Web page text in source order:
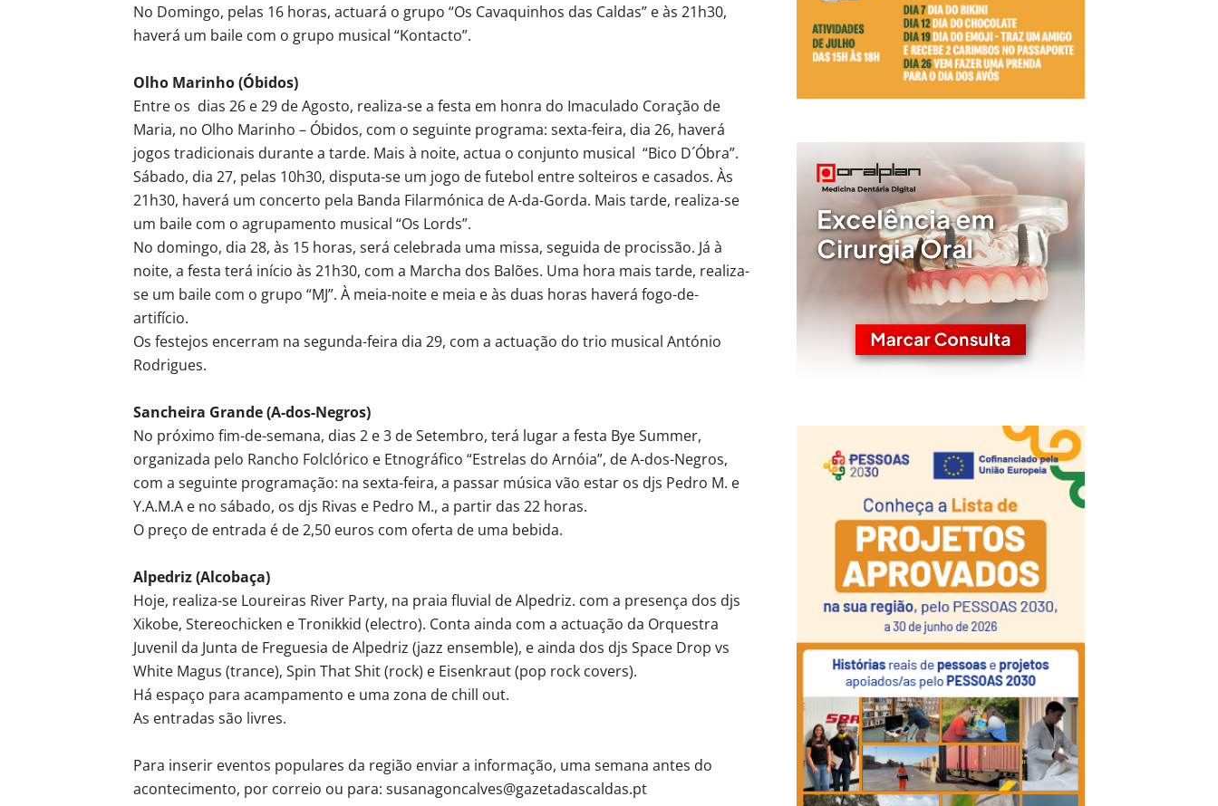
No Domingo, pelas 16 horas, actuará o grupo “Os Cavaquinhos das Caldas” e às 21h30,
haverá um baile com o grupo musical “Kontacto”.
Olho Marinho (Óbidos)
Entre os dias 26 e 29 de Agosto, realiza-se a festa em honra do Imaculado Coração de
Maria, no Olho Marinho – Óbidos, com o seguinte programa: sexta-feira, dia 26, haverá
jogos tradicionais durante a tarde. Mais à noite, actua o conjunto musical “Bico D´Óbra”.
Sábado, dia 27, pelas 10h30, disputa-se um jogo de futebol entre solteiros e casados. Às
21h30, haverá um concerto pela Banda Filarmónica de A-da-Gorda. Mais tarde, realiza-se
um baile com o agrupamento musical “Os Lords”.
No domingo, dia 28, às 15 horas, será celebrada uma missa, seguida de procissão. Já à
noite, a festa terá início às 21h30, com a Marcha dos Balões. Uma hora mais tarde, realiza-
se um baile com o grupo “MJ”. À meia-noite e meia e às duas horas haverá fogo-de-
artifício.
Os festejos encerram na segunda-feira dia 29, com a actuação do trio musical António
Rodrigues.
Sancheira Grande (A-dos-Negros)
No próximo fim-de-semana, dias 2 e 3 de Setembro, terá lugar a festa Bye Summer,
organizada pelo Rancho Folclórico e Etnográfico “Estrelas do Arnóia”, de A-dos-Negros,
com a seguinte programação: na sexta-feira, a passar música vão estar os djs Pedro M. e
Y.A.M.A e no sábado, os djs Rivas e Pedro M., a partir das 22 horas.
O preço de entrada é de 2,50 euros com oferta de uma bebida.
Alpedriz (Alcobaça)
Hoje, realiza-se Loureiras River Party, na praia fluvial de Alpedriz. com a presença dos djs
Xikobe, Stereochicken e Tronikkid (electro). Conta ainda com a actuação da Orquestra
Juvenil da Junta de Freguesia de Alpedriz (jazz ensemble), e ainda dos djs Space Drop vs
White Magus (trance), Spin That Shit (rock) e Eisenkraut (pop rock covers).
Há espaço para acampamento e uma zona de chill out.
As entradas são livres.
Para inserir eventos populares da região enviar a informação, uma semana antes do
acontecimento, por correio ou para: susanagoncalves@gazetadascaldas.pt